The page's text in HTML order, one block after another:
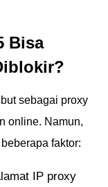
Bisa
sebagai proxy
online. Namun,
faktor:
IP proxy